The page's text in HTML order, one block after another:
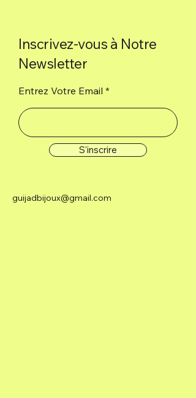
Inscrivez-vous à Notre
Newsletter
Entrez Votre Email
S'inscrire
guijadbijoux@gmail.com